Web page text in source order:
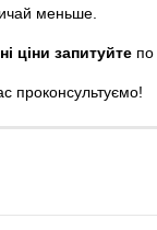
меньше.
ціни запитуйте по
проконсультуємо!